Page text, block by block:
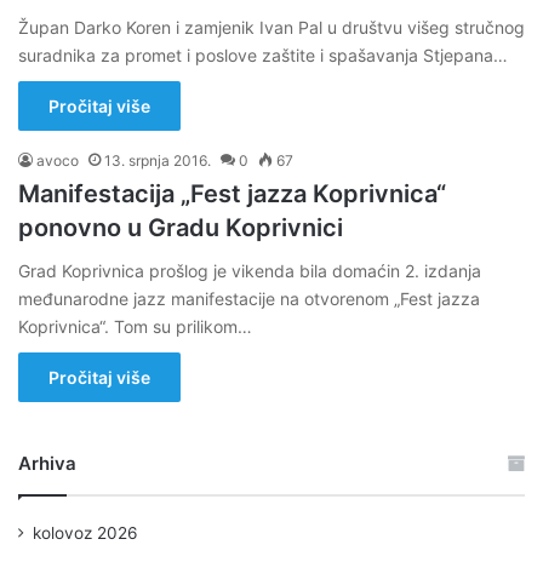
Župan Darko Koren i zamjenik Ivan Pal u društvu višeg stručnog
suradnika za promet i poslove zaštite i spašavanja Stjepana…
Pročitaj više
avoco 13. srpnja 2016. 0 67
Manifestacija „Fest jazza Koprivnica“
ponovno u Gradu Koprivnici
Grad Koprivnica prošlog je vikenda bila domaćin 2. izdanja
međunarodne jazz manifestacije na otvorenom „Fest jazza
Koprivnica“. Tom su prilikom…
Pročitaj više
Arhiva
kolovoz 2026